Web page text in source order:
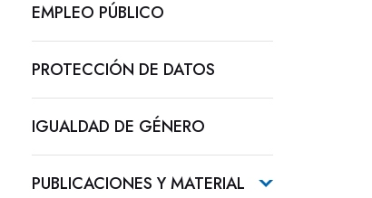
EMPLEO PÚBLICO
PROTECCIÓN DE DATOS
IGUALDAD DE GÉNERO
PUBLICACIONES Y MATERIAL